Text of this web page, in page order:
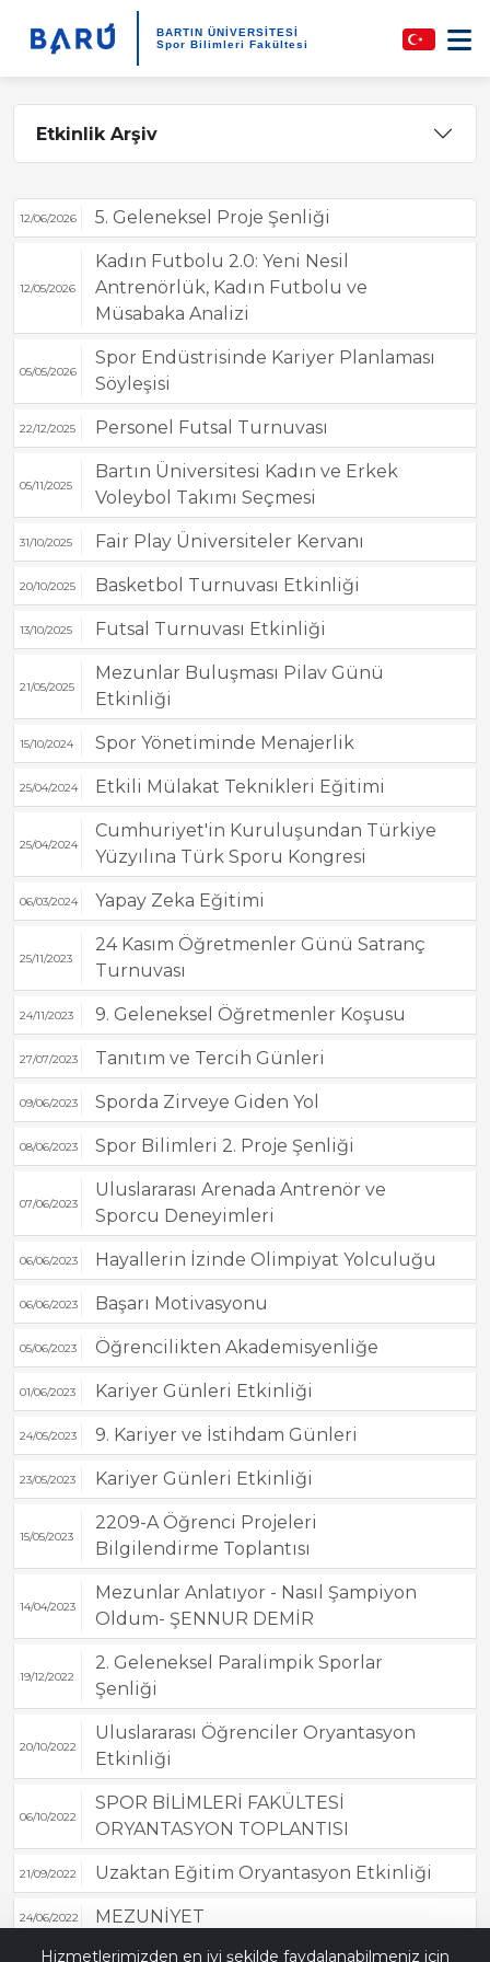
BARTIN ÜNİVERSİTESİ
Spor Bilimleri Fakültesi
Etkinlik Arşiv
12/06/2026 5. Geleneksel Proje Şenliği
12/05/2026
Kadın Futbolu 2.0: Yeni Nesil
Antrenörlük, Kadın Futbolu ve
Müsabaka Analizi
05/05/2026
Spor Endüstrisinde Kariyer Planlaması
Söyleşisi
22/12/2025 Personel Futsal Turnuvası
05/11/2025
Bartın Üniversitesi Kadın ve Erkek
Voleybol Takımı Seçmesi
31/10/2025 Fair Play Üniversiteler Kervanı
20/10/2025 Basketbol Turnuvası Etkinliği
13/10/2025 Futsal Turnuvası Etkinliği
21/05/2025
Mezunlar Buluşması Pilav Günü
Etkinliği
15/10/2024 Spor Yönetiminde Menajerlik
25/04/2024 Etkili Mülakat Teknikleri Eğitimi
25/04/2024
Cumhuriyet'in Kuruluşundan Türkiye
Yüzyılına Türk Sporu Kongresi
06/03/2024 Yapay Zeka Eğitimi
25/11/2023
24 Kasım Öğretmenler Günü Satranç
Turnuvası
24/11/2023 9. Geleneksel Öğretmenler Koşusu
27/07/2023 Tanıtım ve Tercih Günleri
09/06/2023 Sporda Zirveye Giden Yol
08/06/2023 Spor Bilimleri 2. Proje Şenliği
07/06/2023
Uluslararası Arenada Antrenör ve
Sporcu Deneyimleri
06/06/2023 Hayallerin İzinde Olimpiyat Yolculuğu
06/06/2023 Başarı Motivasyonu
05/06/2023 Öğrencilikten Akademisyenliğe
01/06/2023 Kariyer Günleri Etkinliği
24/05/2023 9. Kariyer ve İstihdam Günleri
23/05/2023 Kariyer Günleri Etkinliği
15/05/2023
2209-A Öğrenci Projeleri
Bilgilendirme Toplantısı
14/04/2023
Mezunlar Anlatıyor - Nasıl Şampiyon
Oldum- ŞENNUR DEMİR
19/12/2022
2. Geleneksel Paralimpik Sporlar
Şenliği
20/10/2022
Uluslararası Öğrenciler Oryantasyon
Etkinliği
06/10/2022
SPOR BİLİMLERİ FAKÜLTESİ
ORYANTASYON TOPLANTISI
21/09/2022 Uzaktan Eğitim Oryantasyon Etkinliği
24/06/2022 MEZUNİYET
Hizmetlerimizden en iyi şekilde faydalanabilmeniz için
Bana Soru Sor | Ask Me